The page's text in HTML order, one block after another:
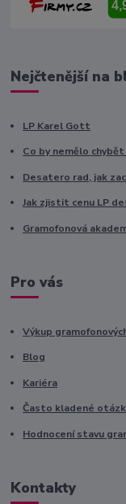
Nejčtenější na
LP Karel Gott
Co by nemělo
Desatero rad, jak
Jak zjistit cenu LP
Gramofonová
Pro vás
Výkup
Blog
Kariéra
Často kladené
Hodnocení stavu
Kontakty